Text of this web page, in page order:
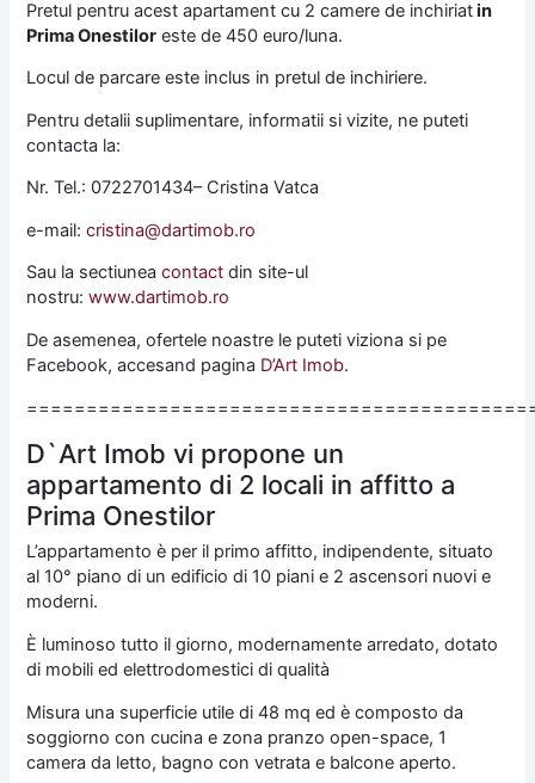
Pretul pentru acest apartament cu 2 camere de inchiriatin
Prima Onestilor este de 450 euro/luna.
Locul de parcare este inclus in pretul de inchiriere.
Pentru detalii suplimentare, informatii si vizite, ne puteti
contacta la:
Nr. Tel.: 0722701434– Cristina Vatca
e-mail:cristina@dartimob.ro
Sau la sectiuneacontact din site-ul
nostru:www.dartimob.ro
De asemenea, ofertele noastre le puteti viziona si pe
Facebook, accesand pagina D’Art Imob.
D`Art Imob vi propone un
appartamento di 2 locali in affitto a
Prima Onestilor
L’appartamento è per il primo affitto, indipendente, situato
al 10° piano di un edificio di 10 piani e 2 ascensori nuovi e
moderni.
È luminoso tutto il giorno, modernamente arredato, dotato
di mobili ed elettrodomestici di qualità
Misura una superficie utile di 48 mq ed è composto da
soggiorno con cucina e zona pranzo open-space, 1
camera da letto, bagno con vetrata e balcone aperto.